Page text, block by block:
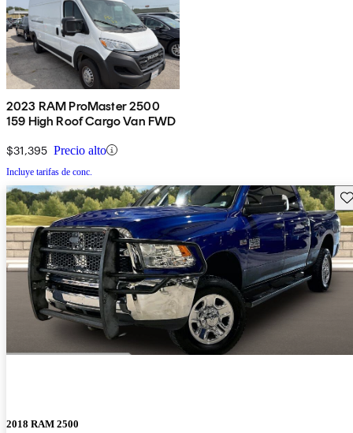
2023 RAM ProMaster 2500
159 High Roof Cargo Van FWD
$31,395 Precio alto
Incluye tarifas de conc.
2018 RAM 2500